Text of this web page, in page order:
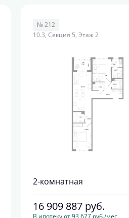
№ 212
10.3, Секция 5, Этаж 2
2-комнатная
16 909 887 руб.
В ипотеку от 93 677 руб./мес.